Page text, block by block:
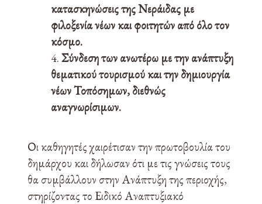
κατασκηνώσεις της Νεράιδας με
φιλοξενία νέων και φοιτητών από όλο τον
κόσμο.
Σύνδεση των ανωτέρω με την ανάπτυξη
θεματικού τουρισμού και την δημιουργία
νέων Τοπόσημων, διεθνώς
αναγνωρίσιμων.
Οι καθηγητές χαιρέτισαν την πρωτοβουλία του
δημάρχου και δήλωσαν ότι με τις γνώσεις τους
θα συμβάλλουν στην Ανάπτυξη της περιοχής,
στηρίζοντας το Ειδικό Αναπτυξιακό